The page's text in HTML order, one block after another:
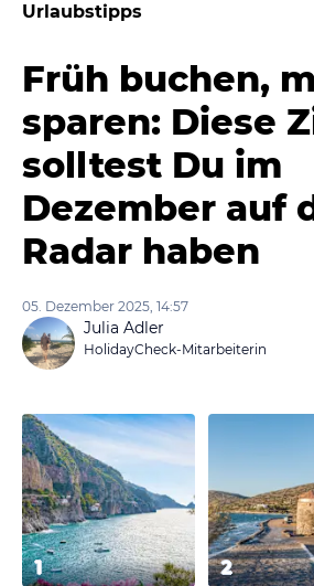
Urlaubstipps
Früh buchen,
sparen: Diese
solltest Du im
Dezember auf
Radar haben
05. Dezember 2025, 14:57
Julia Adler
HolidayCheck-Mitarbeiterin
1 2